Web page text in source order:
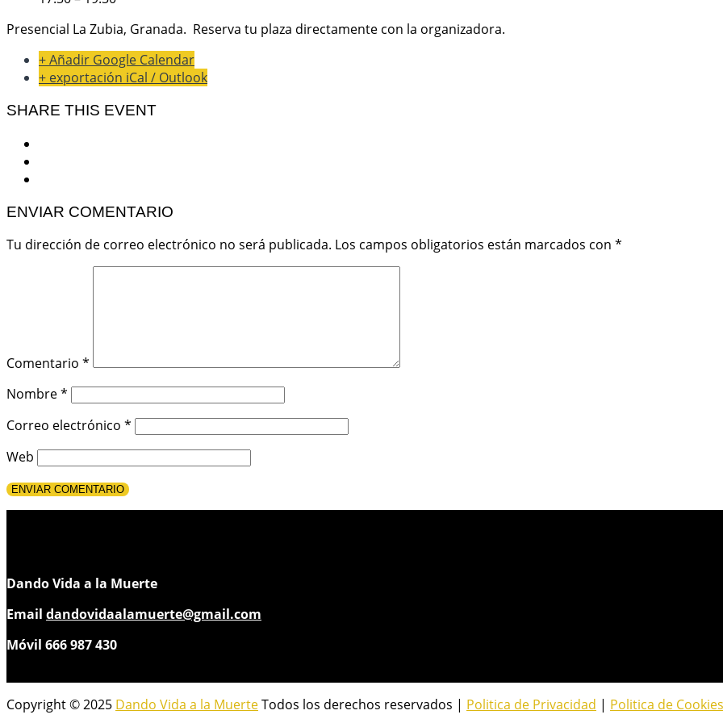
Presencial La Zubia, Granada. Reserva tu plaza directamente con la organizadora.
+ Añadir Google Calendar
+ exportación iCal / Outlook
SHARE THIS EVENT
ENVIAR COMENTARIO
Tu dirección de correo electrónico no será publicada. Los campos obligatorios están marcados con *
Comentario *
Nombre*
Correo electrónico *
Web
Dando Vida a la Muerte
Email dandovidaalamuerte@gmail.com
Móvil 666 987 430
Copyright © 2025 Dando Vida a la MuerteTodos los derechos reservados | Politica de Privacidad | Politica de Cookies